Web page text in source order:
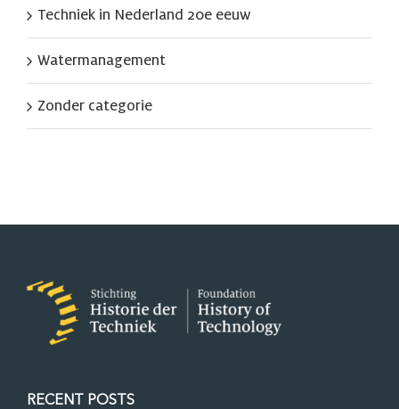
Techniek in Nederland 20e eeuw
Watermanagement
Zonder categorie
RECENT POSTS